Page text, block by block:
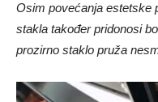
Osim povećanja estetske
stakla također pridonosi
prozirno staklo pruža